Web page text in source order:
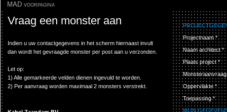
MAD voorpagina
Vraag een monster aan
Indien u uw contactgegevens in het scherm hiernaast invult
dan wordt het gevraagde monster per post aan u verzonden.
Let op:
1) Alle gemarkeerde velden dienen ingevuld te worden.
2) Per aanvraag worden maximaal 2 monsters verstrekt.
Projectnaam *
Naam architect *
Plaats project *
Oppervlakte *
Toepassing *
MIJN